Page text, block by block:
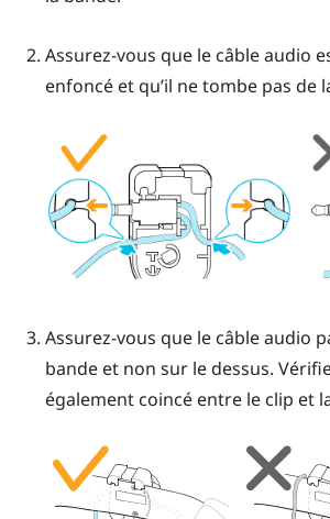
Assurez-vous que le câble audio
enfoncé et qu’il ne tombe pas de
Assurez-vous que le câble audio
bande et non sur le dessus.
également coincé entre le clip et